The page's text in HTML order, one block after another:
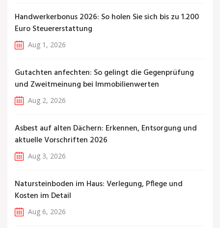
Handwerkerbonus 2026: So holen Sie sich bis zu 1.200
Euro Steuererstattung
Aug 1, 2026
Gutachten anfechten: So gelingt die Gegenprüfung
und Zweitmeinung bei Immobilienwerten
Aug 2, 2026
Asbest auf alten Dächern: Erkennen, Entsorgung und
aktuelle Vorschriften 2026
Aug 3, 2026
Natursteinboden im Haus: Verlegung, Pflege und
Kosten im Detail
Aug 6, 2026